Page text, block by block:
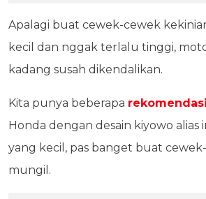
Apalagi buat cewek-cewek
kecil dan nggak terlalu tinggi,
kadang susah dikendalikan.
Kita punya beberapa rekomendasi
Honda dengan desain kiyowo
yang kecil, pas banget buat
mungil.